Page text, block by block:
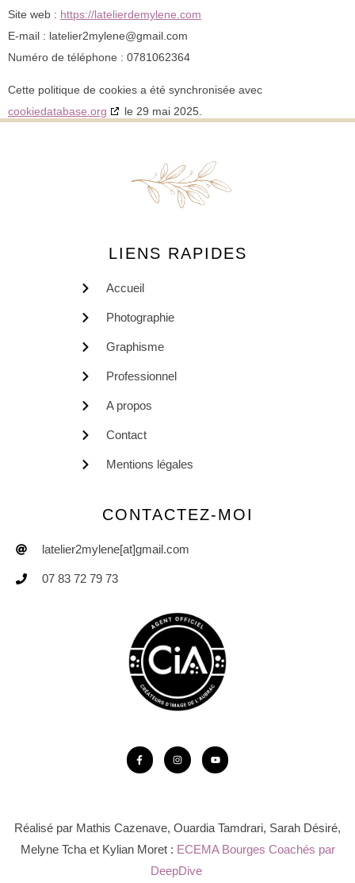
Site web : https://latelierdemylene.com
E-mail : latelier2mylene@gmail.com
Numéro de téléphone : 0781062364
Cette politique de cookies a été synchronisée avec
cookiedatabase.org
le 29 mai 2025.
LIENS RAPIDES
Accueil
Photographie
Graphisme
Professionnel
A propos
Contact
Mentions légales
CONTACTEZ-MOI
latelier2mylene[at]gmail.com
07 83 72 79 73
Réalisé par Mathis Cazenave, Ouardia Tamdrari, Sarah Désiré,
Melyne Tcha et Kylian Moret : ECEMA Bourges Coachés par
DeepDive